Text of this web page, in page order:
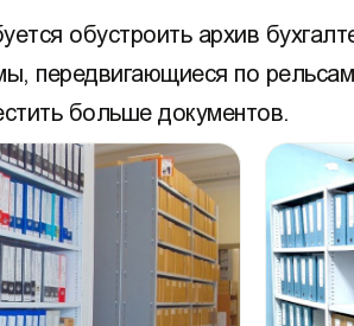
обустроить архив
передвигающиеся по
больше документов.